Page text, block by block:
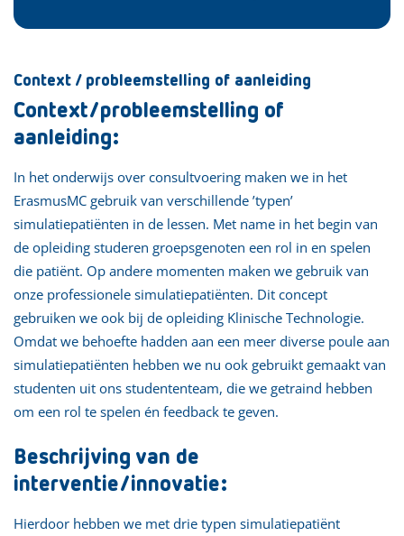
Context / probleemstelling of aanleiding
Context/probleemstelling of
aanleiding:
In het onderwijs over consultvoering maken we in het
ErasmusMC gebruik van verschillende ’typen’
simulatiepatiënten in de lessen. Met name in het begin van
de opleiding studeren groepsgenoten een rol in en spelen
die patiënt. Op andere momenten maken we gebruik van
onze professionele simulatiepatiënten. Dit concept
gebruiken we ook bij de opleiding Klinische Technologie.
Omdat we behoefte hadden aan een meer diverse poule aan
simulatiepatiënten hebben we nu ook gebruikt gemaakt van
studenten uit ons studententeam, die we getraind hebben
om een rol te spelen én feedback te geven.
Beschrijving van de
interventie/innovatie:
Hierdoor hebben we met drie typen simulatiepatiënt